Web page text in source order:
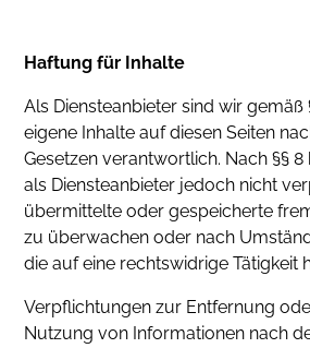
Haftung für Inhalte
Als Diensteanbieter sind wir gemäß
eigene Inhalte auf diesen Seiten
Gesetzen verantwortlich. Nach §§ 8
als Diensteanbieter jedoch nicht
übermittelte oder gespeicherte
zu überwachen oder nach
die auf eine rechtswidrige Tätigkeit
Verpflichtungen zur Entfernung
Nutzung von Informationen nach